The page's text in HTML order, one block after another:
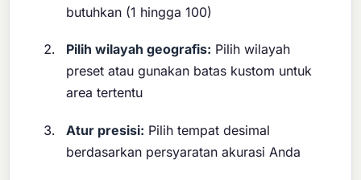
butuhkan (1 hingga 100)
Pilih wilayah geografis: Pilih wilayah
preset atau gunakan batas kustom untuk
area tertentu
Atur presisi: Pilih tempat desimal
berdasarkan persyaratan akurasi Anda